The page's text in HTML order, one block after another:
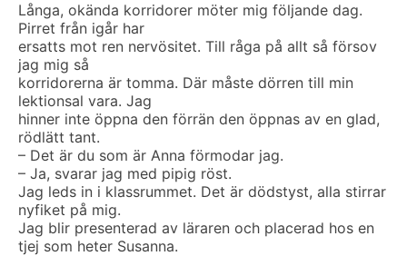
Långa, okända korridorer möter mig följande dag.
Pirret från igår har
ersatts mot ren nervösitet. Till råga på allt så försov
jag mig så
korridorerna är tomma. Där måste dörren till min
lektionsal vara. Jag
hinner inte öppna den förrän den öppnas av en glad,
rödlätt tant.
– Det är du som är Anna förmodar jag.
– Ja, svarar jag med pipig röst.
Jag leds in i klassrummet. Det är dödstyst, alla stirrar
nyfiket på mig.
Jag blir presenterad av läraren och placerad hos en
tjej som heter Susanna.